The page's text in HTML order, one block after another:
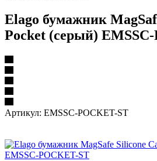
Elago бумажник
Pocket (серый)
Артикул: EMSSC-POCKET-ST